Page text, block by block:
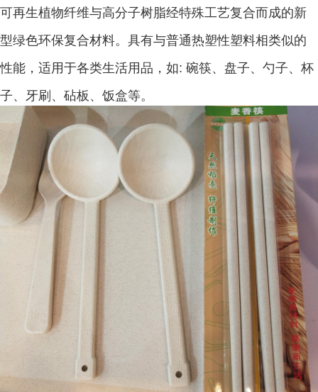
可再生植物纤维与高分子树脂经特殊工艺复合而成的新
型绿色环保复合材料。具有与普通热塑性塑料相类似的
性能，适用于各类生活用品，如: 碗筷、盘子、勺子、杯
子、牙刷、砧板、饭盒等。